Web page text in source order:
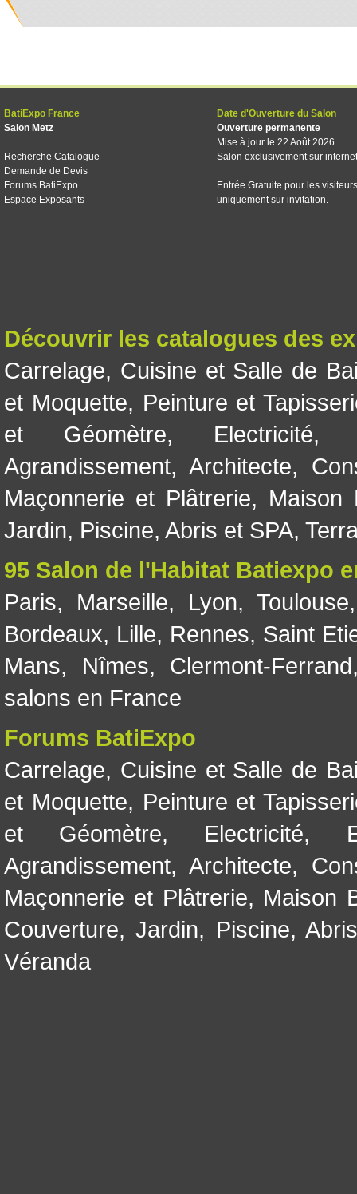
BatiExpo France
Salon Metz
Recherche Catalogue
Demande de Devis
Forums BatiExpo
Espace Exposants
Date d'Ouverture du Salon
Ouverture permanente
Mise à jour le 22 Août 2026
Salon exclusivement sur internet
Entrée Gratuite pour les visiteurs
uniquement sur invitation.
Découvrir les catalogues des
Carrelage, Cuisine et Salle de
et Moquette, Peinture et
et Géomètre, Electricité
Agrandissement, Architecte,
Maçonnerie et Plâtrerie, Maison
Jardin, Piscine, Abris et SPA,
95 Salon de l'Habitat Batiexpo
Paris, Marseille, Lyon, Toulouse
Bordeaux, Lille, Rennes, Saint
Mans, Nîmes, Clermont-Ferrand
salons en France
Forums BatiExpo
Carrelage, Cuisine et Salle de
et Moquette, Peinture et
et Géomètre, Electricité,
Agrandissement, Architecte,
Maçonnerie et Plâtrerie, Maison
Couverture,Jardin, Piscine,
Véranda